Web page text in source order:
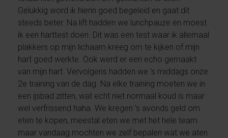
Gelukkig word ik hierin goed begeleid en gaat dit
steeds beter. Na lift hadden we lunchpauze en moest
ik een harttest doen. Dit was een test waar ik allemaal
plakkers op mijn lichaam kreeg om te kijken of mijn
hart goed werkte. Ook werd er een echo gemaakt
van mijn hart. Vervolgens hadden we ’s middags onze
2e training van de dag. Na elke training moeten we in
een ijsbad zitten, wat echt niet normaal koud is maar
wel verfrissend haha. We kregen ’s avonds geld om
eten te kopen, meestal eten we met het hele team
maar vandaag mochten we zelf bepalen wat we aten.